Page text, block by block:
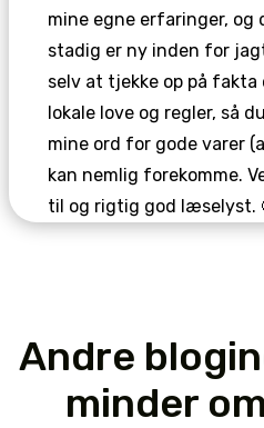
mine egne erfaringer, og
stadig er ny inden for
selv at tjekke op på
lokale love og regler, så
mine ord for gode varer
kan nemlig forekomme.
til og rigtig god læselyst.
Andre
minder